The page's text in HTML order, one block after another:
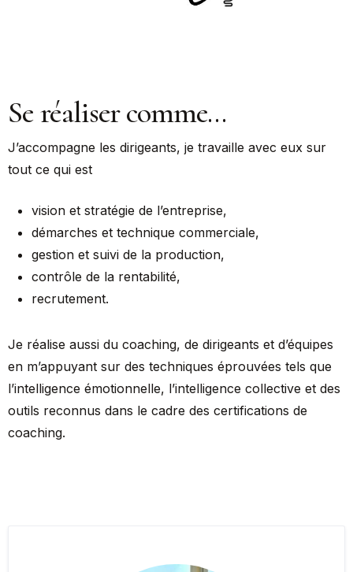
Se réaliser comme…
J’accompagne les dirigeants, je travaille avec eux sur
tout ce qui est
vision et stratégie de l’entreprise,
démarches et technique commerciale,
gestion et suivi de la production,
contrôle de la rentabilité,
recrutement.
Je réalise aussi du coaching, de dirigeants et d’équipes
en m’appuyant sur des techniques éprouvées tels que
l’intelligence émotionnelle, l’intelligence collective et des
outils reconnus dans le cadre des certifications de
coaching.